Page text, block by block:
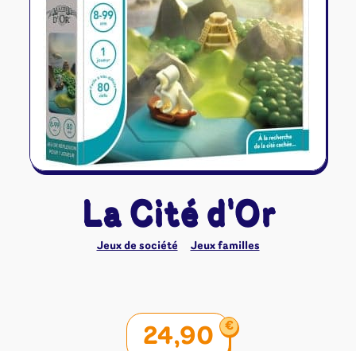
Naruto Mythos
Autres
Tapis de jeu
La Cité d'Or
Jeux de société Jeux familles
24,90 €